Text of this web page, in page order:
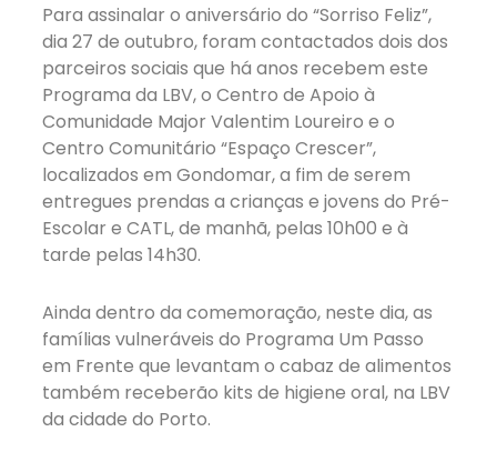
Para assinalar o aniversário do “Sorriso Feliz”,
dia 27 de outubro, foram contactados dois dos
parceiros sociais que há anos recebem este
Programa da LBV, o Centro de Apoio à
Comunidade Major Valentim Loureiro e o
Centro Comunitário “Espaço Crescer”,
localizados em Gondomar, a fim de serem
entregues prendas a crianças e jovens do Pré-
Escolar e CATL, de manhã, pelas 10h00 e à
tarde pelas 14h30.
Ainda dentro da comemoração, neste dia, as
famílias vulneráveis do Programa Um Passo
em Frente que levantam o cabaz de alimentos
também receberão kits de higiene oral, na LBV
da cidade do Porto.